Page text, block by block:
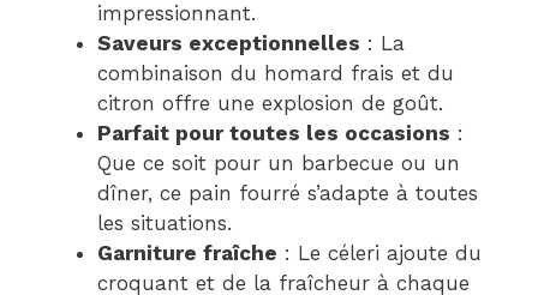
impressionnant.
Saveurs exceptionnelles : La
combinaison du homard frais et du
citron offre une explosion de goût.
Parfait pour toutes les occasions :
Que ce soit pour un barbecue ou un
dîner, ce pain fourré s’adapte à toutes
les situations.
Garniture fraîche : Le céleri ajoute du
croquant et de la fraîcheur à chaque